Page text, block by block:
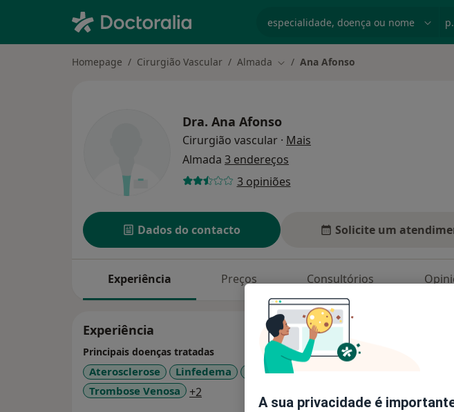
Homepage Cirurgião Vascular Almada Mudar de cidade
Ana Afonso
Dra. Ana Afonso
Cirurgião vascular · Mais
Almada 3 endereços
3 opiniões
Dados do contacto Solicite um
Experiência Preços Consultórios
Experiência
Principais doenças tratadas
Aterosclerose Linfedema Síndrome Pós-Flebítica
Trombose Venosa
+2
A sua privacidade é